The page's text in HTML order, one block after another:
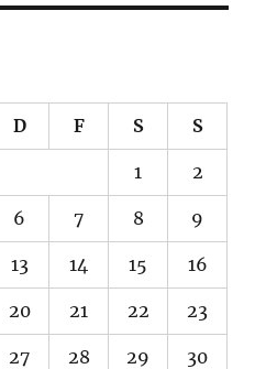
D F S S
1 2
6 7 8 9
13 14 15 16
20 21 22 23
27 28 29 30